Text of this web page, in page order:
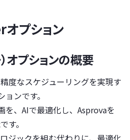
プション
オプションの概要
度なスケジューリングを実現す
ンです。
を、AIで最適化し、Asprovaを
す。